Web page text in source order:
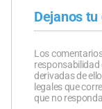
Dejanos
Los
responsabilidad
derivadas de
legales que
que no